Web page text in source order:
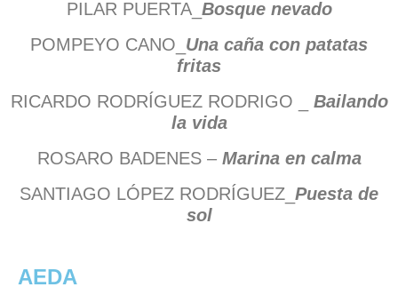
PILAR PUERTA_ Bosque nevado
POMPEYO CANO_ Una caña con patatas
fritas
RICARDO RODRÍGUEZ RODRIGO _ Bailando
la vida
ROSARO BADENES – Marina en calma
SANTIAGO LÓPEZ RODRÍGUEZ_ Puesta de
sol
AEDA